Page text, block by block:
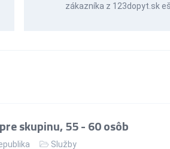
zákazníka z 123dopyt.sk
skupinu, 55 - 60 osôb
Služby